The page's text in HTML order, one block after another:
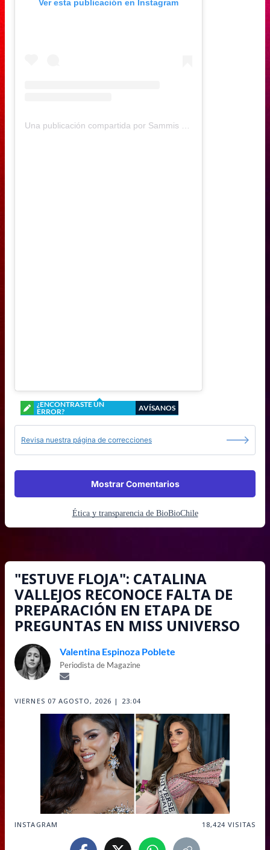
Ver esta publicación en Instagram
Una publicación compartida por Sammis Reyes (@sammisreyes)
¿ENCONTRASTE UN
ERROR?
AVÍSANOS
Revisa nuestra página de correcciones
Mostrar Comentarios
Ética y transparencia de BioBioChile
"ESTUVE FLOJA": CATALINA
VALLEJOS RECONOCE FALTA DE
PREPARACIÓN EN ETAPA DE
PREGUNTAS EN MISS UNIVERSO
Valentina Espinoza Poblete
Periodista de Magazine
VIERNES 07 AGOSTO, 2026 | 23:04
INSTAGRAM 18,424 VISITAS